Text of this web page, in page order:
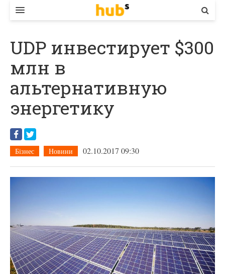
ЕКОНОМІКА
БІЗНЕС
СТАРТЕР
КОНТАКТИ
UDP инвестирует $300
млн в
альтернативную
энергетику
Бізнес Новини 02.10.2017 09:30